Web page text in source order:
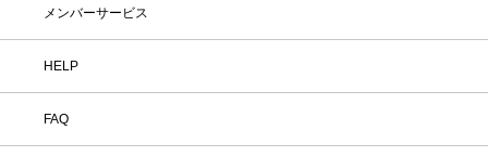
メンバーサービス
HELP
FAQ